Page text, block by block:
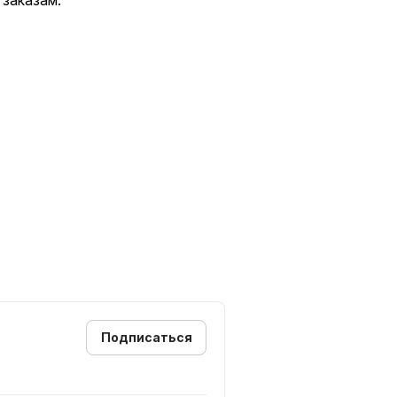
рогожка, замша,
в выборе ткани и
Вас время для расчета
для Вашей мебели!
новой мебели
Подписаться